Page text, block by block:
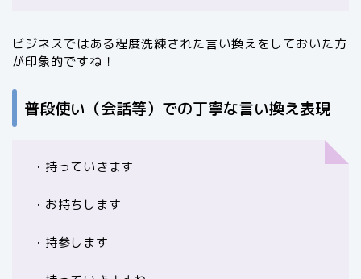
ビジネスではある程度洗練された言い換えをしておいた方
が印象的ですね！
普段使い（会話等）での丁寧な言い換え表現
・持っていきます
・お持ちします
・持参します